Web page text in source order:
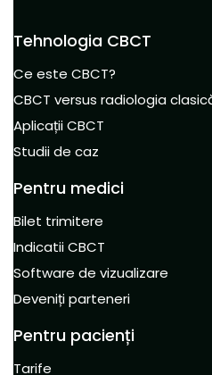
Tehnologia CBCT
Ce este CBCT?
CBCT versus radiologia
Aplicații CBCT
Studii de caz
Pentru medici
Bilet trimitere
Indicatii CBCT
Software de vizualizare
Deveniți parteneri
Pentru pacienți
Tarife